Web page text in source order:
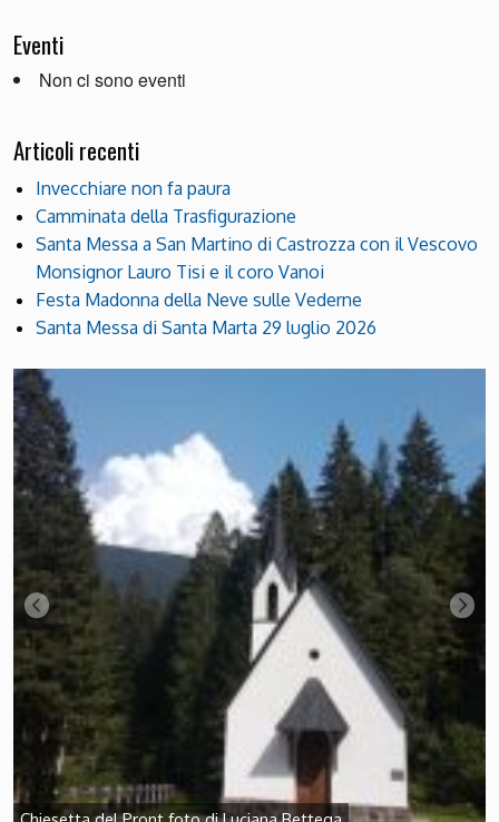
Eventi
Non ci sono eventi
Articoli recenti
Invecchiare non fa paura
Camminata della Trasfigurazione
Santa Messa a San Martino di Castrozza con il Vescovo
Monsignor Lauro Tisi e il coro Vanoi
Festa Madonna della Neve sulle Vederne
Santa Messa di Santa Marta 29 luglio 2026